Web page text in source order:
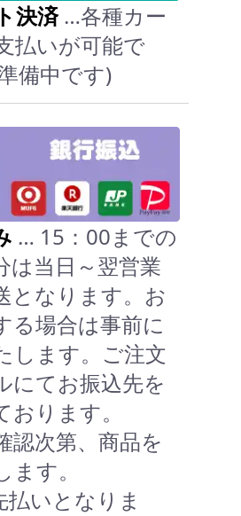
決済…各種カー
払いが可能で
備中です)
… 15：00までの
は当日～翌営業
となります。お
る場合は事前に
します。ご注文
にてお振込先を
ります。
認次第、商品を
す。
払いとなりま